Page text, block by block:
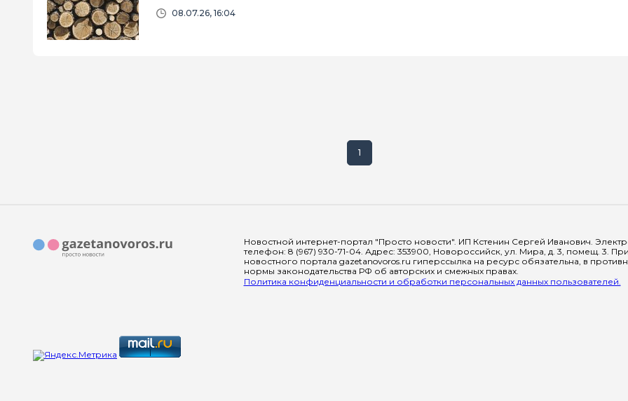
08.07.26, 16:04
1
Новостной интернет-портал "Просто новости". ИП Кстенин Сергей Иванович.
телефон: 8 (967) 930-71-04. Адрес: 353900, Новороссийск, ул. Мира, д. 3, помещ. 3.
новостного портала gazetanovoros.ru гиперссылка на ресурс обязательна, в
нормы законодательства РФ об авторских и смежных правах.
Политика конфиденциальности и обработки персональных данных пользователей.